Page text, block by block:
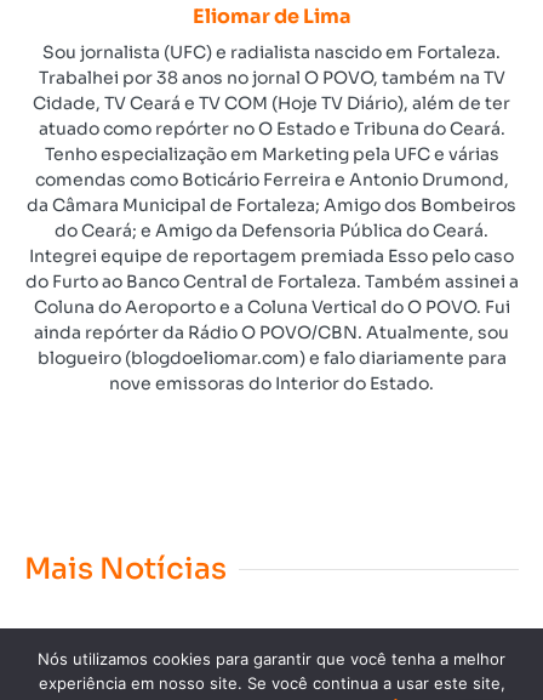
Eliomar de Lima
Sou jornalista (UFC) e radialista nascido em Fortaleza.
Trabalhei por 38 anos no jornal O POVO, também na TV
Cidade, TV Ceará e TV COM (Hoje TV Diário), além de ter
atuado como repórter no O Estado e Tribuna do Ceará.
Tenho especialização em Marketing pela UFC e várias
comendas como Boticário Ferreira e Antonio Drumond,
da Câmara Municipal de Fortaleza; Amigo dos Bombeiros
do Ceará; e Amigo da Defensoria Pública do Ceará.
Integrei equipe de reportagem premiada Esso pelo caso
do Furto ao Banco Central de Fortaleza. Também assinei a
Coluna do Aeroporto e a Coluna Vertical do O POVO. Fui
ainda repórter da Rádio O POVO/CBN. Atualmente, sou
blogueiro (blogdoeliomar.com) e falo diariamente para
nove emissoras do Interior do Estado.
Mais Notícias
Nós utilizamos cookies para garantir que você tenha a melhor
experiência em nosso site. Se você continua a usar este site,